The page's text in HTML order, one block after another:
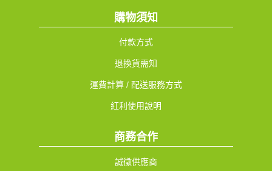
購物須知
付款方式
退換貨需知
運費計算 / 配送服務方式
紅利使用說明
商務合作
誠徵供應商